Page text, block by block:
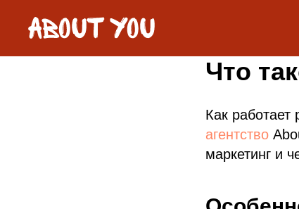
Что
Как работает
агентство
маркетинг и